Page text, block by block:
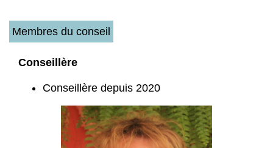
Membres du conseil
Conseillère
Conseillère depuis 2020